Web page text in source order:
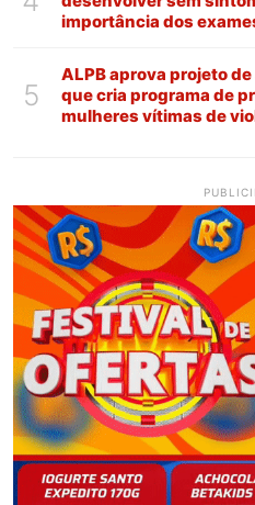
importância dos
5
ALPB aprova projeto
que cria programa de
mulheres vítimas de